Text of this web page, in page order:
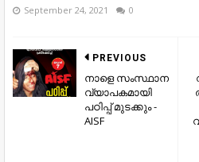
September 24, 2021 0
PREVIOUS
നാളെ സംസ്ഥാന
വ്യാപകമായി
പഠിപ്പ് മുടക്കും -
AISF